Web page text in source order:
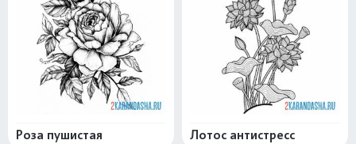
Роза пушистая Лотос антистресс